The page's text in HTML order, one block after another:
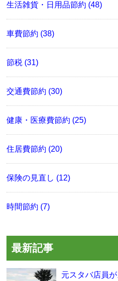
生活雑貨・日用品節約 (48)
車費節約 (38)
節税 (31)
交通費節約 (30)
健康・医療費節約 (25)
住居費節約 (20)
保険の見直し (12)
時間節約 (7)
最新記事
元スタバ店員